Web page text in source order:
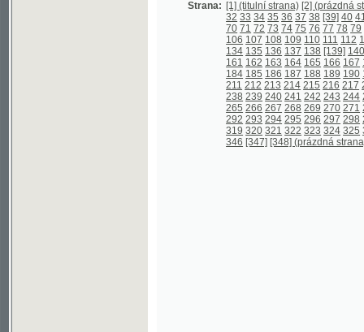
184 185 186 187 188 189 190 191 192
212 213 214 215 216 217 218 219
239 240 241 242 243 244 245 246
266 267 268 269 270 271 272 273
293 294 295 296 297 298 299 300
320 321 322 323 324 325 326 327
[347] [348] (prázdná strana) [349]